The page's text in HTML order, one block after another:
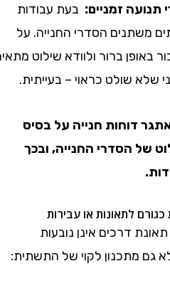
זמניים:בעת עבודות
הסדרי החנייה. על
ברור ולוודא שילוט מתאים.
כראוי – בעייתית.
דוחות חנייה על בסיס
הסדרי החנייה, ובכך
דרכים אינן נובעות
לקוי של התשתית: